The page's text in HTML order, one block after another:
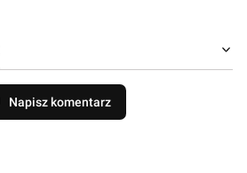
Napisz komentarz